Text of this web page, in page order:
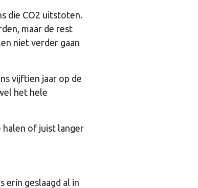
die CO2 uitstoten.
maar de rest
niet verder gaan
vijftien jaar op de
het hele
halen of juist langer
erin geslaagd al in